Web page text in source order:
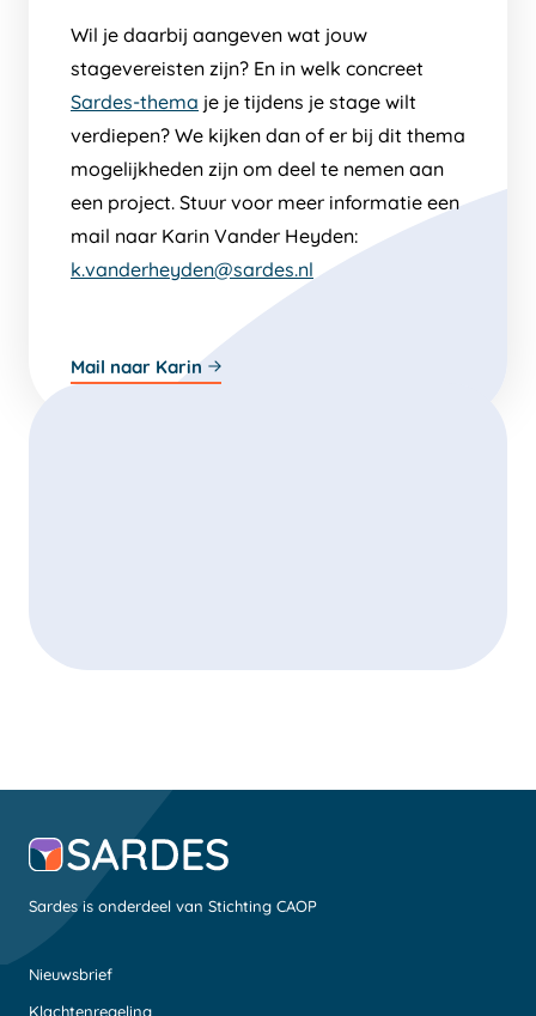
Wil je daarbij aangeven wat jouw
stagevereisten zijn? En in welk concreet
Sardes-thema je je tijdens je stage wilt
verdiepen? We kijken dan of er bij dit thema
mogelijkheden zijn om deel te nemen aan
een project. Stuur voor meer informatie een
mail naar Karin Vander Heyden:
k.vanderheyden@sardes.nl
Mail naar Karin
Sardes is onderdeel van Stichting CAOP
Nieuwsbrief
Klachtenregeling